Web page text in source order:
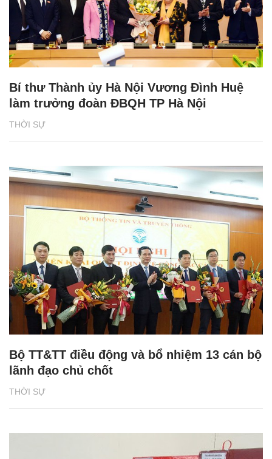
THỜI SỰ
Bí thư Thành ủy Hà Nội Vương Đình Huệ
làm trưởng đoàn ĐBQH TP Hà Nội
THỜI SỰ
Bộ TT&TT điều động và bổ nhiệm 13 cán bộ
lãnh đạo chủ chốt